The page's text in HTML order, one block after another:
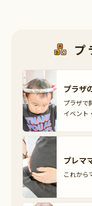
プ
プラザ
プラザで
イベント
プレマ
これから